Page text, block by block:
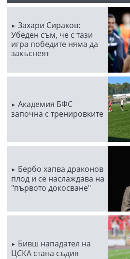
Захари Сираков:
Убеден съм, че с тази
игра победите няма да
закъснеят
Академия БФС
започна с тренировките
Бербо хапва драконов
плод и се наслаждава на
"първото докосване"
Бивш нападател на
ЦСКА стана съдия